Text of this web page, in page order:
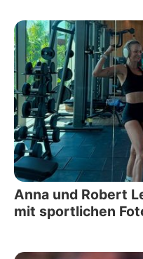
Anna und Robert
mit sportlichen